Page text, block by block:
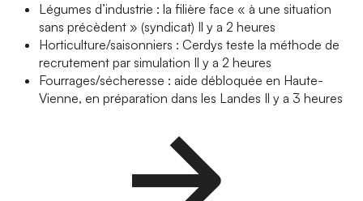
Légumes d’industrie : la filière face « à une situation
sans précèdent » (syndicat) Il y a 2 heures
Horticulture/saisonniers : Cerdys teste la méthode de
recrutement par simulation Il y a 2 heures
Fourrages/sécheresse : aide débloquée en Haute-
Vienne, en préparation dans les Landes Il y a 3 heures